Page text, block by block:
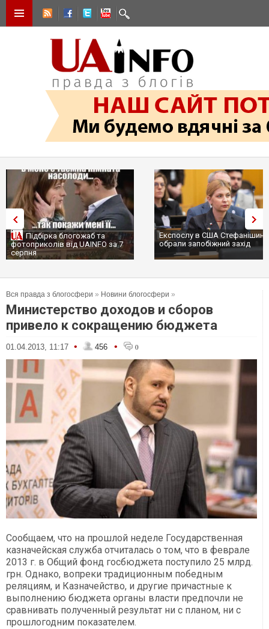
Підбірка блогожаб та
фотоприколів від UAINFO за 7
серпня
Експослу в США
обрали запобіжний захід
Вся правда з блогосфери » Новини блогосфери »
Министерство доходов и сборов
привело к сокращению бюджета
01.04.2013, 11:17 • 456 • 0
Сообщаем, что на прошлой неделе Государственная
казначейская служба отчиталась о том, что в феврале
2013 г. в Общий фонд госбюджета поступило 25 млрд.
грн. Однако, вопреки традиционным победным
реляциям, и Казначейство, и другие причастные к
выполнению бюджета органы власти предпочли не
сравнивать полученный результат ни с планом, ни с
прошлогодним показателем.